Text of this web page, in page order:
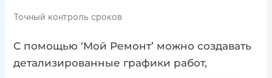
Точный контроль сроков
С помощью ‘Мой Ремонт’ можно создавать
детализированные графики работ,